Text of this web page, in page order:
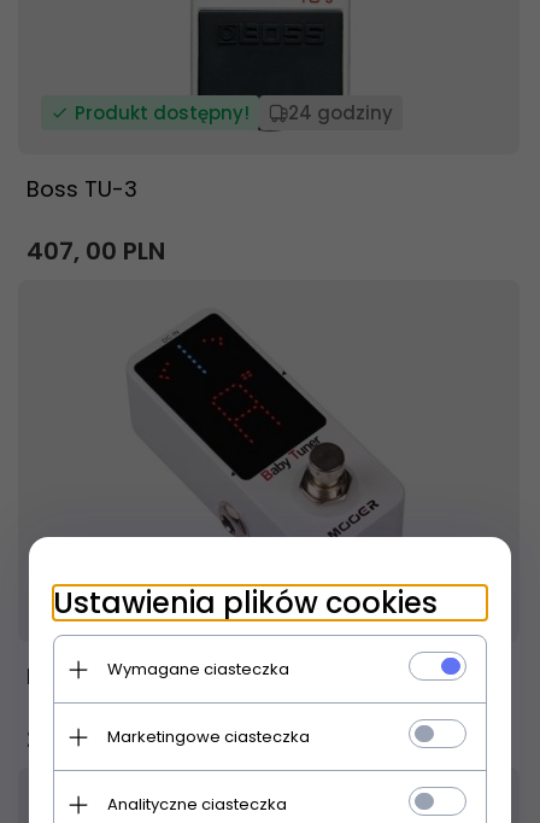
Produkt dostępny! 24 godziny
Boss TU-3
407, 00 PLN
Produkt dostępny! 24 godziny
Mooer Baby Tuner
240,00PLN
Ustawienia plików cookies
Wymagane ciasteczka
Marketingowe ciasteczka
Analityczne ciasteczka